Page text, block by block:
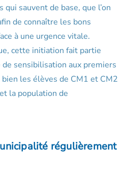
sauvent de base, que l’on
de connaître les bons
à une urgence vitale.
cette initiation fait partie
sensibilisation aux premiers
les élèves de CM1 et CM2
la population de
régulièrement